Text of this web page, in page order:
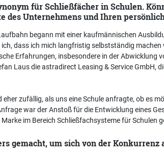
für Schließfächer in Schulen.
des Unternehmens und Ihren
begann mit einer kaufmännischen
dass ich mich langfristig selbstständig
Erfahrungen, insbesondere in der Abwicklung
Laus die astradirect Leasing & Service GmbH,
zufällig, als uns eine Schule anfragte, ob es
war der Anstoß für die Entwicklung eines
im Bereich Schließfachsysteme für Schulen
gemacht, um sich von der Konkurrenz